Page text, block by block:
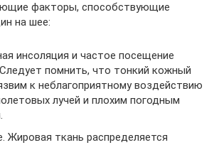
факторы, способствующие
на шее:
инсоляция и частое посещение
помнить, что тонкий кожный
к неблагоприятному воздействию
лучей и плохим погодным
Жировая ткань распределяется